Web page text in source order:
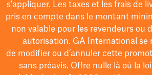
s'appliquer. Les taxes et les frais de
pris en compte dans le montant
non valable pour les revendeurs ou
autorisation. GA International se
de modifierou d’annuler cette
sans préavis. Offre nulle là où la